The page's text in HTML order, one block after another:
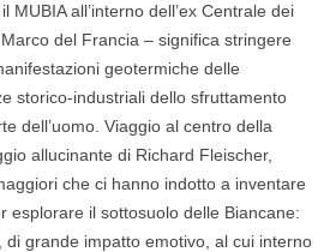
MUBIA all’interno dell’ex Centrale dei
del Francia – significa stringere
geotermiche delle
storico-industriali dello sfruttamento
dell’uomo. Viaggio al centro della
allucinante di Richard Fleischer,
che ci hanno indotto a inventare
esplorare il sottosuolo delle Biancane:
grande impatto emotivo, al cui interno